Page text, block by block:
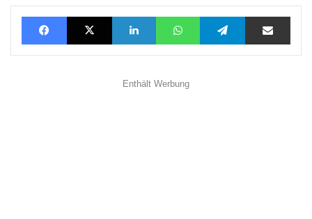
FacebookX LinkedInWhatsAppTelegramTeilen via E-Mail
Enthält Werbung